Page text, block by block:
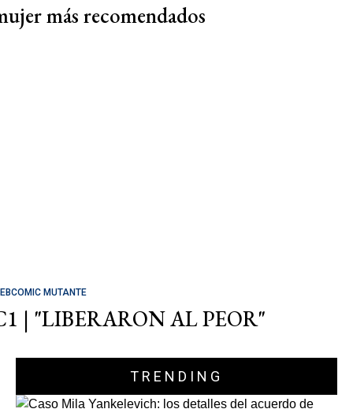
más recomendados
MUTANTE
| "LIBERARON AL PEOR"
TRENDING